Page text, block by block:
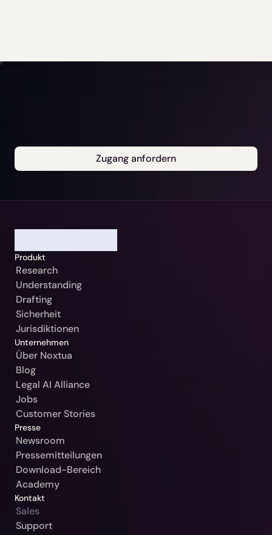
Österreich / MANZ-Noxtua
Schweiz / Swiss-Noxtua
Polen / Beck-Noxtua
Czech Republic / Beck-Noxtua
Slowakei / Beck-Noxtua
Zugang anfordern
Produkt
Research
Understanding
Drafting
Sicherheit
Jurisdiktionen
Unternehmen
Über Noxtua
Blog
Legal AI Alliance
Jobs
Customer Stories
Presse
Newsroom
Pressemitteilungen
Download-Bereich
Academy
Kontakt
Sales
Support